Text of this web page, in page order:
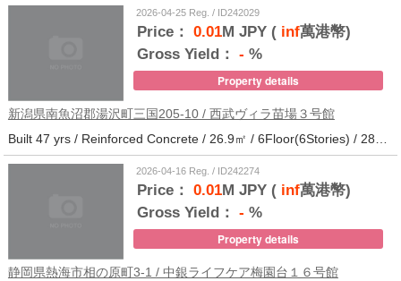
2026-04-25 Reg. / ID242029
Price： 0.01M JPY (inf萬港幣)
Gross Yield： - %
Property details
新潟県南魚沼郡湯沢町三国205-10 / 西武ヴィラ苗場３号館
2026-04-16 Reg. / ID242274
Price： 0.01M JPY (inf萬港幣)
Gross Yield： - %
Property details
静岡県熱海市相の原町3-1 / 中銀ライフケア梅園台１６号館